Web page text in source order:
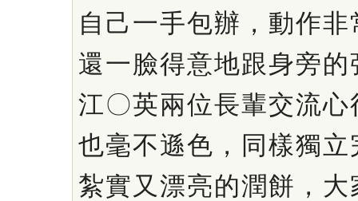
自己一手包辦，動作
還一臉得意地跟身旁
江〇英兩位長輩交流
也毫不遜色，同樣獨
紮實又漂亮的潤餅，